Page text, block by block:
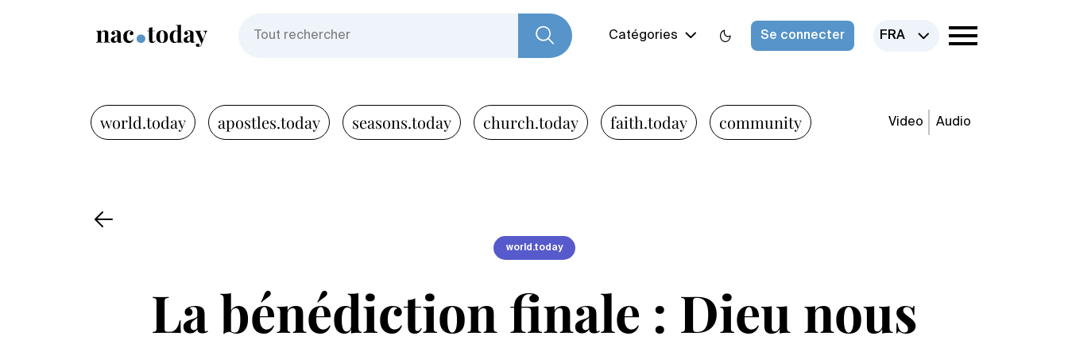
Catégories Se connecter FRA
world.today apostles.today seasons.today church.today faith.today community Video Audio
world.today
La bénédiction finale : Dieu nous